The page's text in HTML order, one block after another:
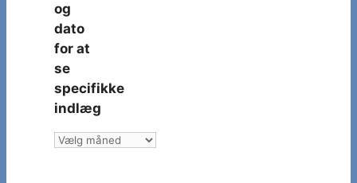
og
dato
for at
se
specifikke
indlæg
Vælg